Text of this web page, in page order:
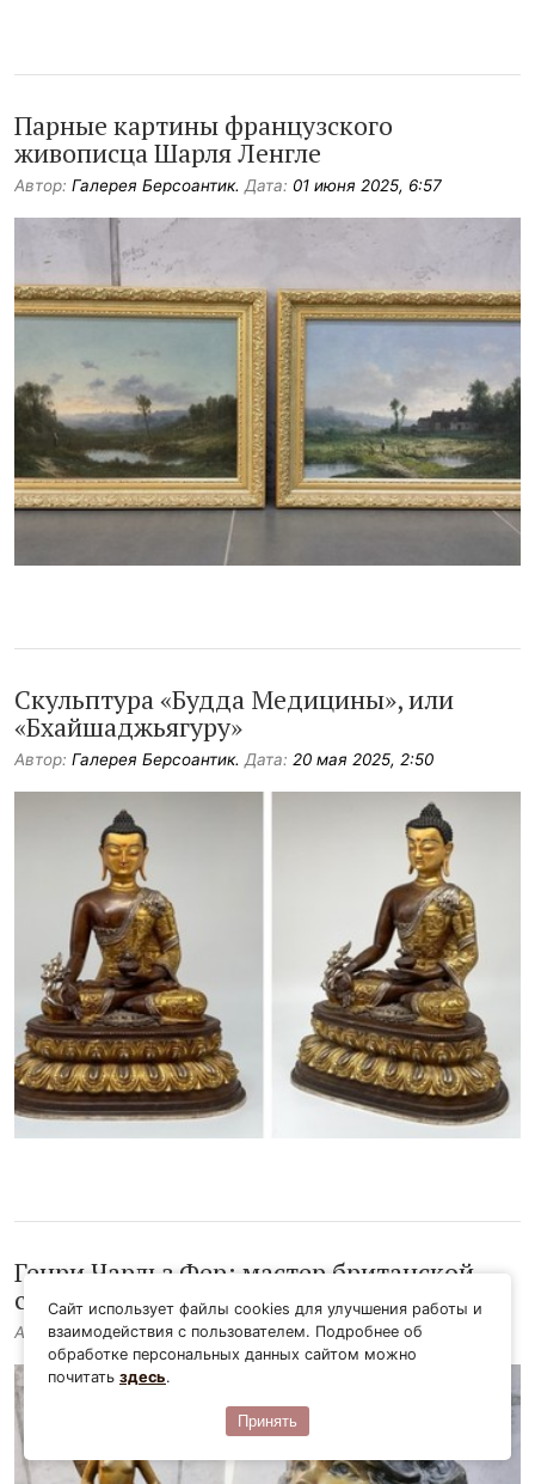
Парные картины французского
живописца Шарля Ленгле
Автор: Галерея Берсоантик. Дата: 01 июня 2025, 6:57
Скульптура «Будда Медицины», или
«Бхайшаджьягуру»
Автор: Галерея Берсоантик. Дата: 20 мая 2025, 2:50
Генри Чарльз Фер: мастер британской
скульптуры
Автор:Галерея Берсоантик.Дата:08 мая 2025, 2:11
Сайт использует файлы cookies для улучшения работы и
взаимодействия с пользователем. Подробнее об
обработке персональных данных сайтом можно
почитать здесь.
Принять